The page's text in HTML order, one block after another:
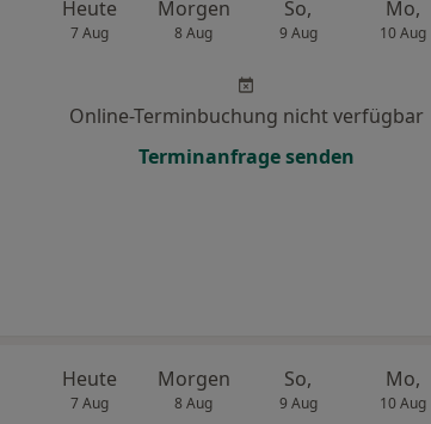
Heute
7 Aug
Morgen
8 Aug
So,
9 Aug
Mo,
10 Aug
Online-Terminbuchung nicht verfügbar
Terminanfrage senden
Heute
7 Aug
Morgen
8 Aug
So,
9 Aug
Mo,
10 Aug